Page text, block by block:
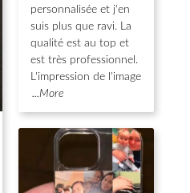
personnalisée et j'en
suis plus que ravi. La
qualité est au top et
est très professionnel.
L'impression de l'image
...More